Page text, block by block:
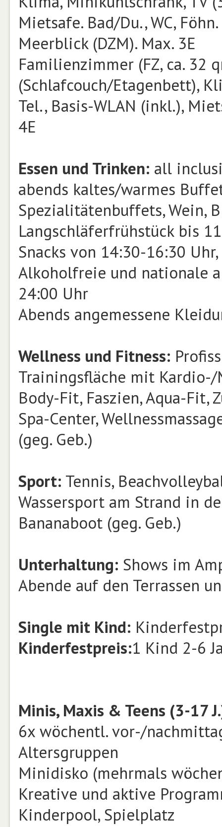
Mietsafe. Bad/Du., WC,
Meerblick (DZM). Max. 3E
Familienzimmer (FZ, ca. 32
(Schlafcouch/Etagenbett),
Tel., Basis-WLAN (inkl.),
4E
Essen und Trinken: all
abends kaltes/warmes
Spezialitätenbuffets, Wein,
Langschläferfrühstück bis
Snacks von 14:30-16:30
Alkoholfreie und nationale
24:00 Uhr
Abends angemessene
Wellness und Fitness:
Trainingsfläche mit Kardio-/
Body-Fit, Faszien, Aqua-Fit,
Spa-Center,
(geg. Geb.)
Sport: Tennis,
Wassersport am Strand in
Bananaboot (geg. Geb.)
Unterhaltung: Shows im
Abende auf den Terrassen
Single mit Kind:
Kinderfestpreis:1 Kind 2-6
Minis, Maxis & Teens (3-17
6x wöchentl. vor-/
Altersgruppen
Minidisko (mehrmals
Kreative und aktive
Kinderpool, Spielplatz